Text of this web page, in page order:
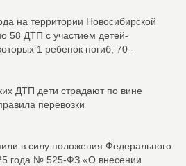
на территории Новосибирской
58 ДТП с участием детей-
1 ребенок погиб, 70 -
ДТП дети страдают по вине
перевозки
в силу положения Федерального
года № 525-ФЗ «О внесении